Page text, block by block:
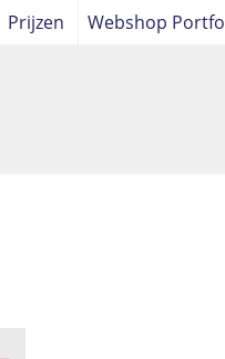
Prijzen Webshop